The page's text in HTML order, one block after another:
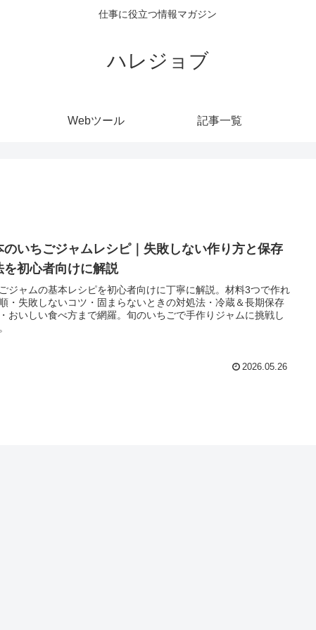
仕事に役立つ情報マガジン
ハレジョブ
Webツール 記事一覧
のいちごジャムレシピ｜失敗しない作り方と保存
を初心者向けに解説
ジャムの基本レシピを初心者向けに丁寧に解説。材料3つで作れ
・失敗しないコツ・固まらないときの対処法・冷蔵＆長期保存
おいしい食べ方まで網羅。旬のいちごで手作りジャムに挑戦し
2026.05.26